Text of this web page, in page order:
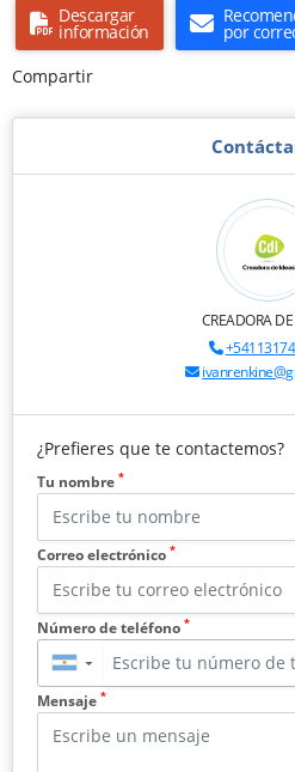
Descargar
información
por
Compartir
CREADORA
¿Prefieres que te contactemos?
Tu nombre *
Correo electrónico *
Número de teléfono *
▼
Mensaje *